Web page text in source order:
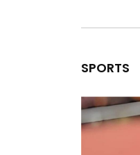
SPORTS